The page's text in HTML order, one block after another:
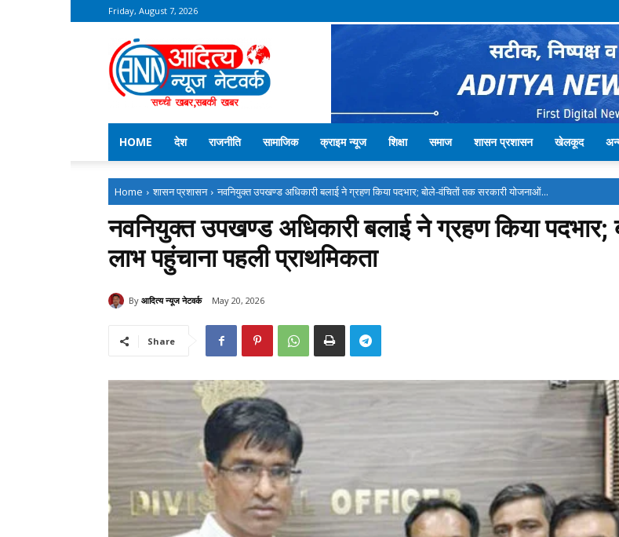
Friday, August 7, 2026
Aditya
News
Network
–
Kekri
News
HOME
देश राजनीति सामाजिक क्राइम न्यूज शिक्षा समाज शासन प्रशासन खेलकूद
Home शासन प्रशासन नवनियुक्त उपखण्ड अधिकारी बलाई ने ग्रहण किया पदभार; बोले-वंचितों तक सरकारी योजनाओं...
नवनियुक्त उपखण्ड अधिकारी बलाई ने ग्रहण किया
लाभ पहुंचाना पहली प्राथमिकता
By आदित्य न्यूज नेटवर्क May 20, 2026
Share